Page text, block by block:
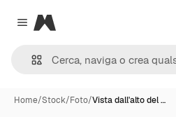
Close menu
Magnific
Home/Stock/Foto/Vista dall'alto del …